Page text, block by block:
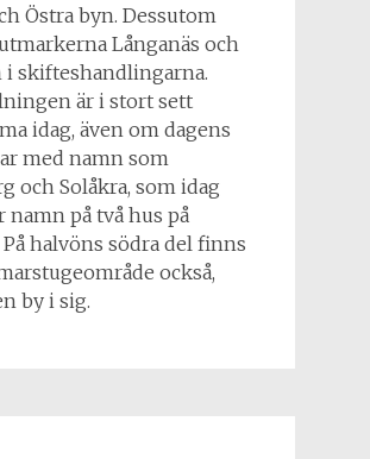
Östra byn. Dessutom
Långanäs och
i skifteshandlingarna.
är i stort sett
idag, även om dagens
med namn som
och Solåkra, som idag
namn på två hus på
halvöns södra del finns
också,
by i sig.